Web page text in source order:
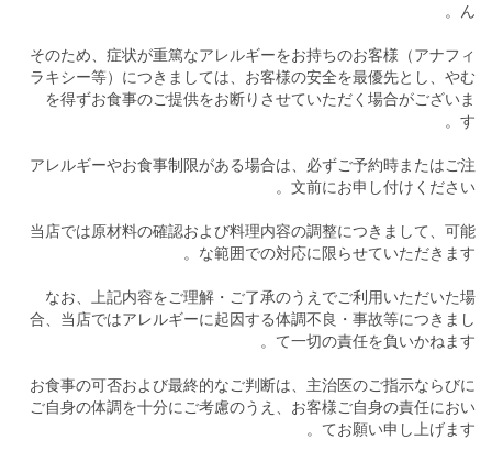
ん。
そのため、症状が重篤なアレルギーをお持ちのお客様（アナフィ
ラキシー等）につきましては、お客様の安全を最優先とし、やむ
を得ずお食事のご提供をお断りさせていただく場合がございま
す。
アレルギーやお食事制限がある場合は、必ずご予約時またはご注
文前にお申し付けください。
当店では原材料の確認および料理内容の調整につきまして、可能
な範囲での対応に限らせていただきます。
なお、上記内容をご理解・ご了承のうえでご利用いただいた場
合、当店ではアレルギーに起因する体調不良・事故等につきまし
て一切の責任を負いかねます。
お食事の可否および最終的なご判断は、主治医のご指示ならびに
ご自身の体調を十分にご考慮のうえ、お客様ご自身の責任におい
てお願い申し上げます。